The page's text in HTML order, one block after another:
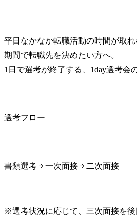
平日なかなか転職活動の時間が取
期間で転職先を決めたい方へ。
1日で選考が終了する、1day選考会
選考フロー
書類選考 ￫ 一次面接 ￫ 二次面接
※選考状況に応じて、三次面接を後